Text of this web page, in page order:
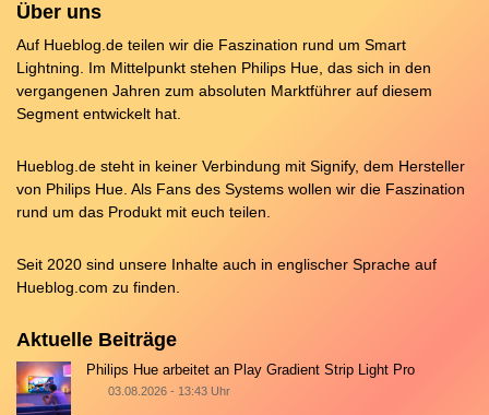
Über uns
Auf Hueblog.de teilen wir die Faszination rund um Smart
Lightning. Im Mittelpunkt stehen Philips Hue, das sich in den
vergangenen Jahren zum absoluten Marktführer auf diesem
Segment entwickelt hat.
Hueblog.de steht in keiner Verbindung mit Signify, dem Hersteller
von Philips Hue. Als Fans des Systems wollen wir die Faszination
rund um das Produkt mit euch teilen.
Seit 2020 sind unsere Inhalte auch in englischer Sprache auf
Hueblog.com zu finden.
Aktuelle Beiträge
Philips Hue arbeitet an Play Gradient Strip Light Pro
03.08.2026 - 13:43 Uhr